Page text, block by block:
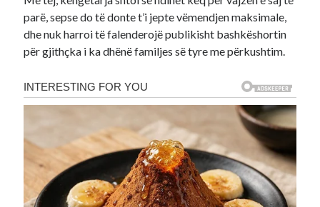
parë, sepse do të donte t’i jepte vëmendjen maksimale,
dhe nuk harroi të falenderojë publikisht bashkëshortin
për gjithçka i ka dhënë familjes së tyre me përkushtim.